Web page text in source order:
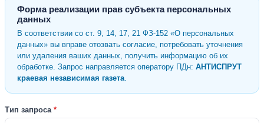
Форма реализации прав субъекта персональных
данных
В соответствии со ст. 9, 14, 17, 21 ФЗ-152 «О персональных
данных» вы вправе отозвать согласие, потребовать уточнения
или удаления ваших данных, получить информацию об их
обработке. Запрос направляется оператору ПДн: АНТИСПРУТ
краевая независимая газета
Тип запроса *